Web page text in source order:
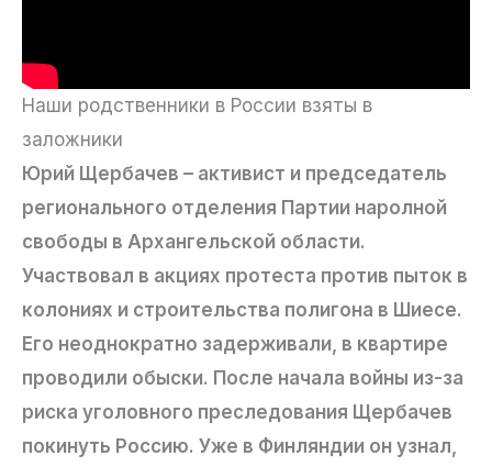
Наши родственники в России взяты в
заложники
Юрий Щербачев – активист и председатель
регионального отделения Партии наролной
свободы в Архангельской области.
Участвовал в акциях протеста против пыток в
колониях и строительства полигона в Шиесе.
Его неоднократно задерживали, в квартире
проводили обыски. После начала войны из-за
риска уголовного преследования Щербачев
покинуть Россию. Уже в Финляндии он узнал,